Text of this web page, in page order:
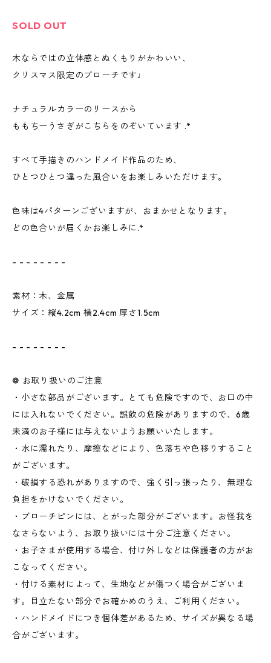
SOLD OUT
木ならではの立体感とぬくもりがかわいい、
クリスマス限定のブローチです♩
ナチュラルカラーのリースから
ももちーうさぎがこちらをのぞいています .*
すべて手描きのハンドメイド作品のため、
ひとつひとつ違った風合いをお楽しみいただけます。
色味は4パターンございますが、おまかせとなります。
どの色合いが届くかお楽しみに.*
- - - - - - - -
素材：木、金属
サイズ：縦4.2cm 横2.4cm 厚さ1.5cm
- - - - - - - -
❁ お取り扱いのご注意
・小さな部品がございます。とても危険ですので、お口の中
には入れないでください。誤飲の危険がありますので、6歳
未満のお子様には与えないようお願いいたします。
・水に濡れたり、摩擦などにより、色落ちや色移りすること
がございます。
・破損する恐れがありますので、強く引っ張ったり、無理な
負担をかけないでください。
・ブローチピンには、とがった部分がございます。お怪我を
なさらないよう、お取り扱いには十分ご注意ください。
・お子さまが使用する場合、付け外しなどは保護者の方がお
こなってください。
・付ける素材によって、生地などが傷つく場合がございま
す。目立たない部分でお確かめのうえ、ご利用ください。
・ハンドメイドにつき個体差があるため、サイズが異なる場
合がございます。